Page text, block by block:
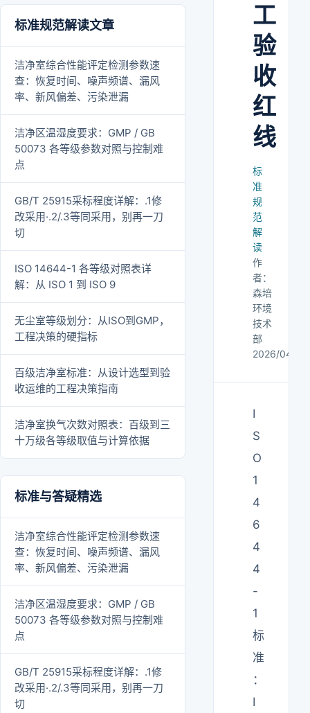
标准规范解读文章
洁净室综合性能评定检测参数速
查：恢复时间、噪声频谱、漏风
率、新风偏差、污染泄漏
洁净区温湿度要求：GMP / GB
50073 各等级参数对照与控制难
点
GB/T 25915采标程度详解：.1修
改采用·.2/.3等同采用，别再一刀
切
ISO 14644-1 各等级对照表详
解：从 ISO 1 到 ISO 9
无尘室等级划分：从ISO到GMP，
工程决策的硬指标
百级洁净室标准：从设计选型到验
收运维的工程决策指南
洁净室换气次数对照表：百级到三
十万级各等级取值与计算依据
标准与答疑精选
洁净室综合性能评定检测参数速
查：恢复时间、噪声频谱、漏风
率、新风偏差、污染泄漏
洁净区温湿度要求：GMP / GB
50073 各等级参数对照与控制难
点
GB/T 25915采标程度详解：.1修
改采用·.2/.3等同采用，别再一刀
切
工
验
收
红
线
标
准
规
范
解
读
作
者：
森培
环境
技术
部
2026/04/21
I
S
O
1
4
6
4
4
-
1
标
准
：
I